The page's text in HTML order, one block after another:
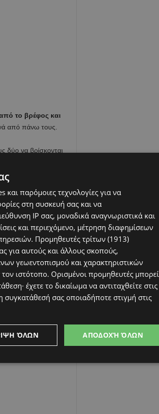
το βρέφος και
από πάνω τους.
δύο να βρίσκονται
πάνω
το βρέφος βγήκαν
infant underneath a
them.
και παρόμοιες τεχνολογίες για να
στη συσκευή σας και να
IP σας, μοναδικά αναγνωριστικά και
και περιεχόμενο, μέτρηση διαφημίσεων
Προμηθευτές τρίτων (1913)
για αυτούς και άλλους σκοπούς,
γεωεντοπισμού και χαρακτηριστικών
ιστότοπο. Ορισμένοι προμηθευτές μπορεί
έχετε το δικαίωμα να αντιταχθείτε στις
συγκατάθεσή σας οποιαδήποτε στιγμή στις
ΑΠΟΔΟΧΉ ΌΛΩΝ
ΌΛΩΝ